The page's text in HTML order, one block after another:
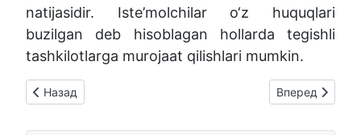
natijasidir. Iste’molchilar o‘z huquqlari
buzilgan deb hisoblagan hollarda tegishli
tashkilotlarga murojaat qilishlari mumkin.
Предыдущий: Iste'molchilar huquqlari himoyada!
Назад Следующий:
Вперед